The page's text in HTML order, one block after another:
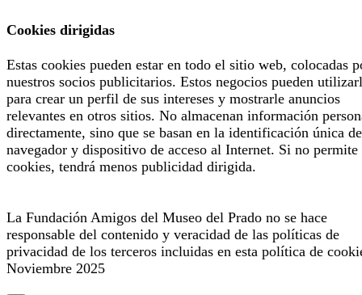
Cookies dirigidas
Estas cookies pueden estar en todo el sitio web, colocadas
nuestros socios publicitarios. Estos negocios pueden
para crear un perfil de sus intereses y mostrarle anuncios
relevantes en otros sitios. No almacenan información
directamente, sino que se basan en la identificación única
navegador y dispositivo de acceso al Internet. Si no permite
cookies, tendrá menos publicidad dirigida.
La Fundación Amigos del Museo del Prado no se hace
responsable del contenido y veracidad de las políticas de
privacidad de los terceros incluidas en esta política de
Noviembre 2025